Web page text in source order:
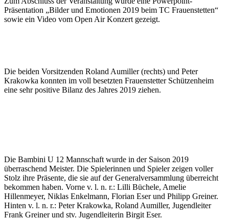
Präsentation „Bilder und Emotionen 2019 beim TC Frauenstetten“
sowie ein Video vom Open Air Konzert gezeigt.
Die beiden Vorsitzenden Roland Aumiller (rechts) und Peter
Krakowka konnten im voll besetzten Frauenstetter Schützenheim
eine sehr positive Bilanz des Jahres 2019 ziehen.
Die Bambini U 12 Mannschaft wurde in der Saison 2019
überraschend Meister. Die Spielerinnen und Spieler zeigen voller
Stolz ihre Präsente, die sie auf der Generalversammlung überreicht
bekommen haben. Vorne v. l. n. r.: Lilli Büchele, Amelie
Hillenmeyer, Niklas Enkelmann, Florian Eser und Philipp Greiner.
Hinten v. l. n. r.: Peter Krakowka, Roland Aumiller, Jugendleiter
Frank Greiner und stv. Jugendleiterin Birgit Eser.